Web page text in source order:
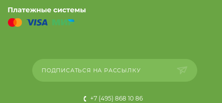
ПОДПИСАТЬСЯ НА РАССЫЛКУ
+7 (495) 868 10 86